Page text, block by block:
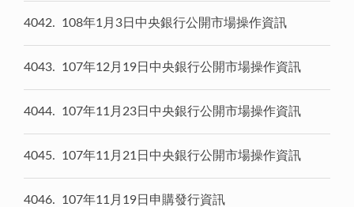
4042 108年1月3日中央銀行公開市場操作資訊
4043 107年12月19日中央銀行公開市場操作資訊
4044 107年11月23日中央銀行公開市場操作資訊
4045 107年11月21日中央銀行公開市場操作資訊
4046 107年11月19日申購發行資訊